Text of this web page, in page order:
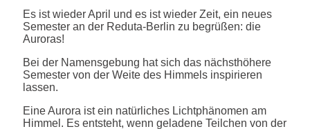
Es ist wieder April und es ist wieder Zeit, ein neues
Semester an der Reduta-Berlin zu begrüßen: die
Auroras!
Bei der Namensgebung hat sich das nächsthöhere
Semester von der Weite des Himmels inspirieren
lassen.
Eine Aurora ist ein natürliches Lichtphänomen am
Himmel. Es entsteht, wenn geladene Teilchen von der